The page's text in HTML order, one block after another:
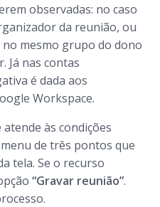
observadas: no caso
da reunião, ou
mesmo grupo do dono
Já nas contas
é dada aos
Workspace.
às condições
de três pontos que
tela. Se o recurso
“Gravar reunião”.